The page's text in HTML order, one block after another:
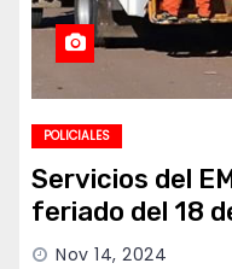
POLICIALES
Servicios del
feriado del 18
Nov 14, 2024